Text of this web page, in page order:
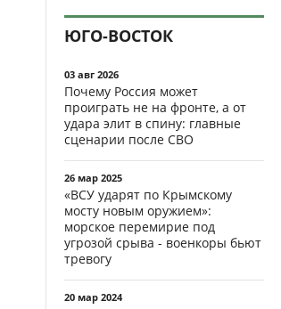
ЮГО-ВОСТОК
03 авг 2026
Почему Россия может
проиграть не на фронте, а от
удара элит в спину: главные
сценарии после СВО
26 мар 2025
«ВСУ ударят по Крымскому
мосту новым оружием»:
морское перемирие под
угрозой срыва - военкоры бьют
тревогу
20 мар 2024